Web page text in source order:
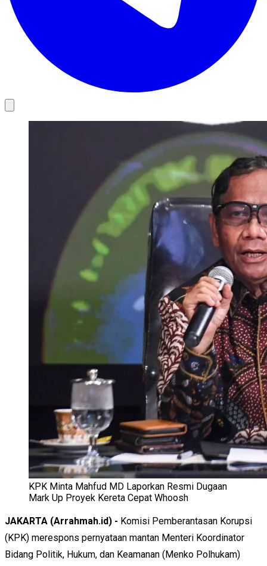
KPK Minta Mahfud MD Laporkan Resmi Dugaan
Mark Up Proyek Kereta Cepat Whoosh
JAKARTA (Arrahmah.id) - Komisi Pemberantasan Korupsi
(KPK) merespons pernyataan mantan Menteri Koordinator
Bidang Politik, Hukum, dan Keamanan (Menko Polhukam)